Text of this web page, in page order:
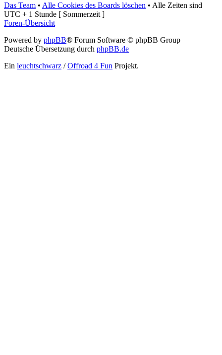
Das Team • Alle Cookies des Boards löschen • Alle Zeiten sind
UTC + 1 Stunde [ Sommerzeit ]
Foren-Übersicht
Powered by phpBB® Forum Software © phpBB Group
Deutsche Übersetzung durch phpBB.de
Ein leuchtschwarz /Offroad 4 Fun Projekt.